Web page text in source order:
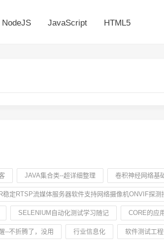
NodeJS JavaScript HTML5
JAVA集合类--超详细整理 卷积神经网络基
稳定RTSP流媒体服务器软件支持网络摄像机ONVIF探测
SELENIUM自动化测试学习随记 CORE的应
--不折腾了，没用 行业信息化 软件测试工